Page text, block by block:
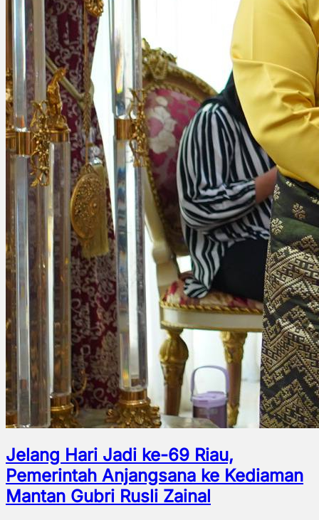
Jelang Hari Jadi ke-69 Riau,
Pemerintah Anjangsana ke Kediaman
Mantan Gubri Rusli Zainal